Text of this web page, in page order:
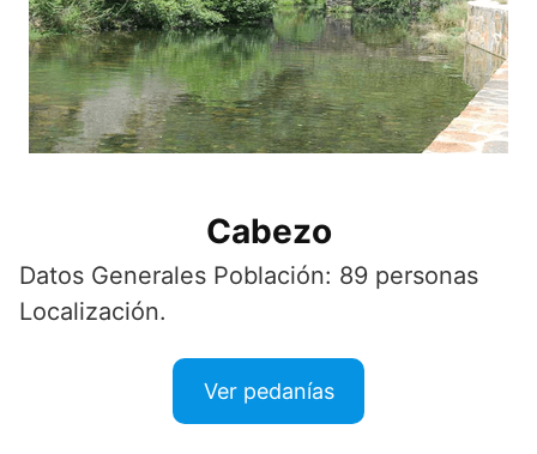
Cabezo
Datos Generales Población: 89 personas
Localización.
Ver pedanías